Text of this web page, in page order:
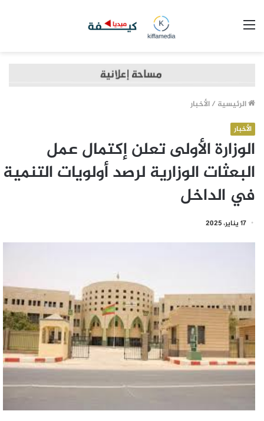
الرئيسية /الأخبار
الأخبار
الوزارة الأولى تعلن إكتمال عمل
البعثات الوزارية لرصد أولويات التنمية
في الداخل
17 يناير، 2025